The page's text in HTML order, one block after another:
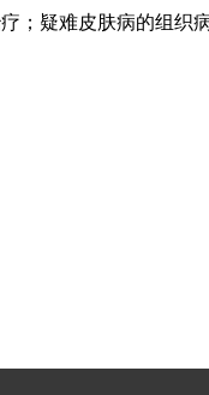
；疑难皮肤病的组织